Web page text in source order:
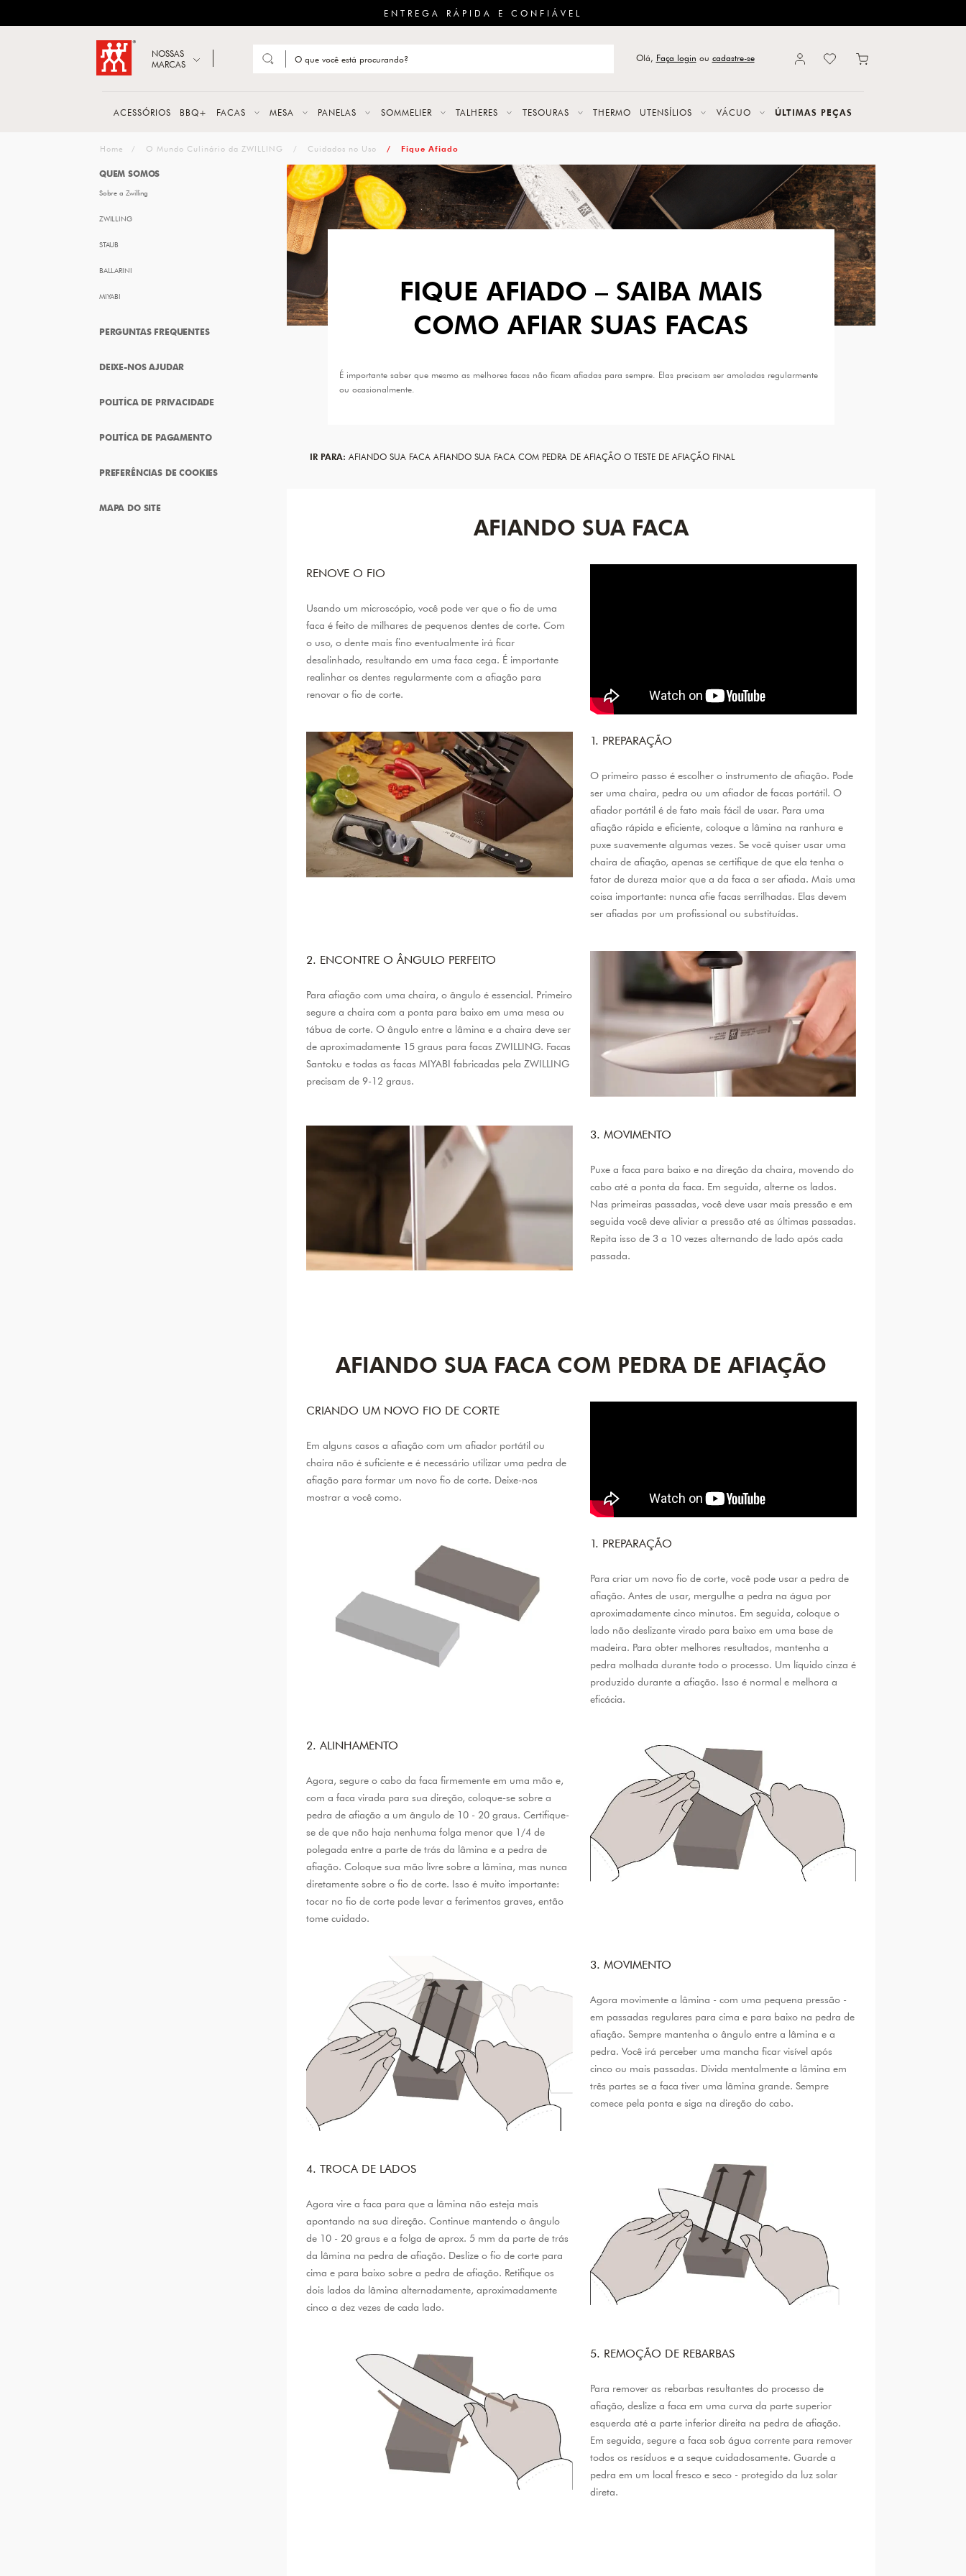
ENTREGA RÁPIDA E CONFIÁVEL
ZWILLING
NOSSAS
MARCAS
FACAS
MESA
PANELAS
TALHERES
Olá, Faça login ou cadastre-se
ACESSÓRIOS BBQ+ FACAS MESA PANELAS SOMMELIER TALHERES TESOURAS THERMO UTENSÍLIOS VÁCUO ÚLTIMAS PEÇAS
O Mundo Culinário da ZWILLING Cuidados no Uso Fique Afiado
QUEM SOMOS
Sobre a Zwilling
ZWILLING
STAUB
BALLARINI
MIYABI
PERGUNTAS FREQUENTES
DEIXE-NOS AJUDAR
POLITÍCA DE PRIVACIDADE
POLITÍCA DE PAGAMENTO
PREFERÊNCIAS DE COOKIES
MAPA DO SITE
FIQUE AFIADO – SAIBA MAIS
COMO AFIAR SUAS FACAS
É importante saber que mesmo as melhores facas não ficam afiadas para sempre. Elas precisam ser amoladas regularmente
ou ocasionalmente.
IR PARA: AFIANDO SUA FACA AFIANDO SUA FACA COM PEDRA DE AFIAÇÃO O TESTE DE AFIAÇÃO FINAL
AFIANDO SUA FACA
RENOVE O FIO
Usando um microscópio, você pode ver que o fio de uma
faca é feito de milhares de pequenos dentes de corte. Com
o uso, o dente mais fino eventualmente irá ficar
desalinhado, resultando em uma faca cega. É importante
realinhar os dentes regularmente com a afiação para
renovar o fio de corte.
1. PREPARAÇÃO
O primeiro passo é escolher o instrumento de afiação. Pode
ser uma chaira, pedra ou um afiador de facas portátil. O
afiador portátil é de fato mais fácil de usar. Para uma
afiação rápida e eficiente, coloque a lâmina na ranhura e
puxe suavemente algumas vezes. Se você quiser usar uma
chaira de afiação, apenas se certifique de que ela tenha o
fator de dureza maior que a da faca a ser afiada. Mais uma
coisa importante: nunca afie facas serrilhadas. Elas devem
ser afiadas por um profissional ou substituídas.
2. ENCONTRE O ÂNGULO PERFEITO
Para afiação com uma chaira, o ângulo é essencial. Primeiro
segure a chaira com a ponta para baixo em uma mesa ou
tábua de corte. O ângulo entre a lâmina e a chaira deve ser
de aproximadamente 15 graus para facas ZWILLING. Facas
Santoku e todas as facas MIYABI fabricadas pela ZWILLING
precisam de 9-12 graus.
3. MOVIMENTO
Puxe a faca para baixo e na direção da chaira, movendo do
cabo até a ponta da faca. Em seguida, alterne os lados.
Nas primeiras passadas, você deve usar mais pressão e em
seguida você deve aliviar a pressão até as últimas passadas.
Repita isso de 3 a 10 vezes alternando de lado após cada
passada.
AFIANDO SUA FACA COM PEDRA DE AFIAÇÃO
CRIANDO UM NOVO FIO DE CORTE
Em alguns casos a afiação com um afiador portátil ou
chaira não é suficiente e é necessário utilizar uma pedra de
afiação para formar um novo fio de corte. Deixe-nos
mostrar a você como.
1. PREPARAÇÃO
Para criar um novo fio de corte, você pode usar a pedra de
afiação. Antes de usar, mergulhe a pedra na água por
aproximadamente cinco minutos. Em seguida, coloque o
lado não deslizante virado para baixo em uma base de
madeira. Para obter melhores resultados, mantenha a
pedra molhada durante todo o processo. Um líquido cinza é
produzido durante a afiação. Isso é normal e melhora a
eficácia.
2. ALINHAMENTO
Agora, segure o cabo da faca firmemente em uma mão e,
com a faca virada para sua direção, coloque-se sobre a
pedra de afiação a um ângulo de 10 - 20 graus. Certifique-
se de que não haja nenhuma folga menor que 1/4 de
polegada entre a parte de trás da lâmina e a pedra de
afiação. Coloque sua mão livre sobre a lâmina, mas nunca
diretamente sobre o fio de corte. Isso é muito importante:
tocar no fio de corte pode levar a ferimentos graves, então
tome cuidado.
3. MOVIMENTO
Agora movimente a lâmina - com uma pequena pressão -
em passadas regulares para cima e para baixo na pedra de
afiação. Sempre mantenha o ângulo entre a lâmina e a
pedra. Você irá perceber uma mancha ficar visível após
cinco ou mais passadas. Divida mentalmente a lâmina em
três partes se a faca tiver uma lâmina grande. Sempre
comece pela ponta e siga na direção do cabo.
4. TROCA DE LADOS
Agora vire a faca para que a lâmina não esteja mais
apontando na sua direção. Continue mantendo o ângulo
de 10 - 20 graus e a folga de aprox. 5 mm da parte de trás
da lâmina na pedra de afiação. Deslize o fio de corte para
cima e para baixo sobre a pedra de afiação. Retifique os
dois lados da lâmina alternadamente, aproximadamente
cinco a dez vezes de cada lado.
5. REMOÇÃO DE REBARBAS
Para remover as rebarbas resultantes do processo de
afiação, deslize a faca em uma curva da parte superior
esquerda até a parte inferior direita na pedra de afiação.
Em seguida, segure a faca sob água corrente para remover
todos os resíduos e a seque cuidadosamente. Guarde a
pedra em um local fresco e seco - protegido da luz solar
direta.